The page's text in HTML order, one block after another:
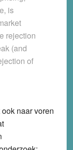
is
rejection
(and
of
ook naar voren